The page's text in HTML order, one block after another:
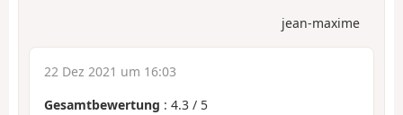
jean-maxime
22 Dez 2021 um 16:03
Gesamtbewertung : 4.3 / 5